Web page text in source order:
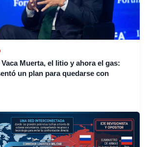
Muerta, el litio y ahora el gas:
un plan para quedarse con